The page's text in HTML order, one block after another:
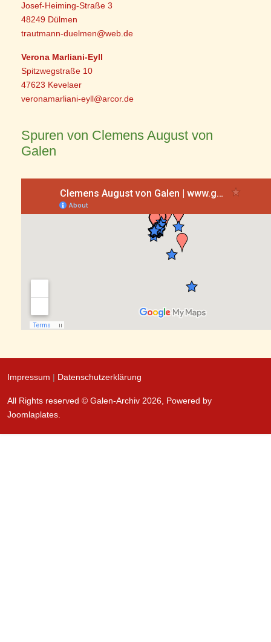
Josef-Heiming-Straße 3
48249 Dülmen
trautmann-duelmen@web.de
Verona Marliani-Eyll
Spitzwegstraße 10
47623 Kevelaer
veronamarliani-eyll@arcor.de
Spuren von Clemens August von
Galen
Impressum | Datenschutzerklärung
All Rights reserved © Galen-Archiv 2026, Powered by
Joomlaplates